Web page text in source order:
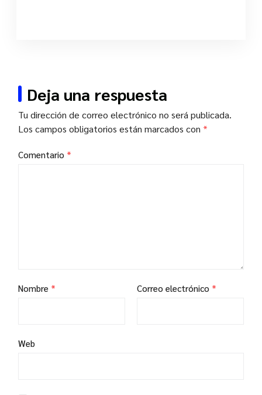
Deja una respuesta
Tu dirección de correo electrónico no será publicada.
Los campos obligatorios están marcados con *
Comentario *
Nombre * Correo electrónico *
Web